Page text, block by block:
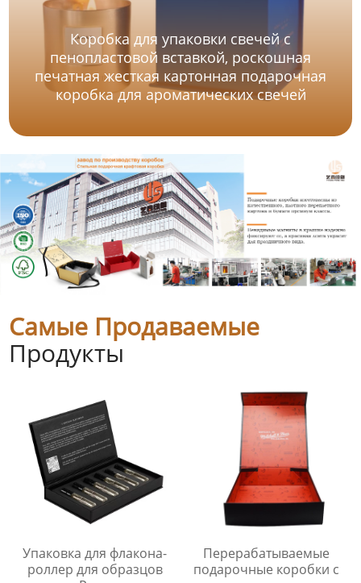
Коробка для упаковки свечей с
пенопластовой вставкой, роскошная
печатная жесткая картонная подарочная
коробка для ароматических свечей
Самые Продаваемые
Продукты
Упаковка для флакона-
роллер для образцов
Перерабатываемые
подарочные коробки с